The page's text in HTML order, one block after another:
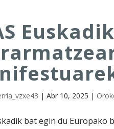
|Abr 10, 2025 |
bat egin du